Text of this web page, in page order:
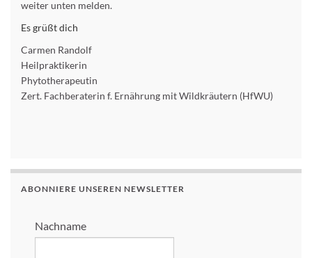
weiter unten melden.
Es grüßt dich
Carmen Randolf
Heilpraktikerin
Phytotherapeutin
Zert. Fachberaterin f. Ernährung mit Wildkräutern (HfWU)
ABONNIERE UNSEREN NEWSLETTER
Nachname